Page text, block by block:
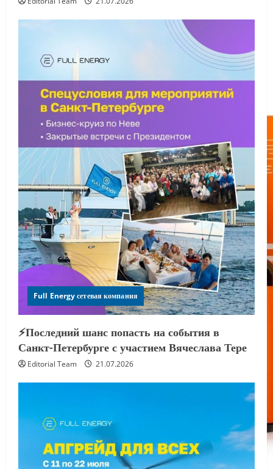
Full Energy сетевая компания
⚡️Последний шанс попасть на события в
Санкт-Петербурге с участием Вячеслава Тере
Editorial Team 21.07.2026